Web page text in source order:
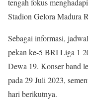
tengah fokus
Stadion Gelora Madura
Sebagai informasi,
pekan ke-5 BRI Liga 1
Dewa 19. Konser band
pada 29 Juli 2023,
hari berikutnya.